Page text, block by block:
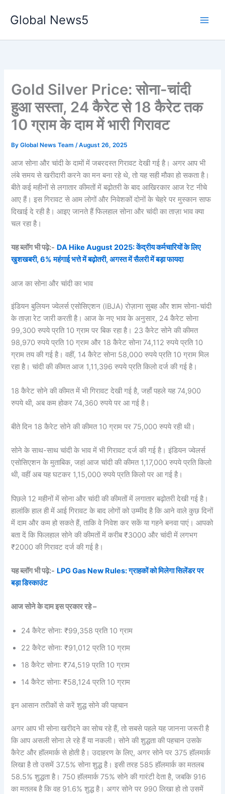
Global News5
Gold Silver Price: सोना-चांदी
हुआ सस्ता, 24 कैरेट से 18 कैरेट तक
10 ग्राम के दाम में भारी गिरावट
ByGlobal News Team/August 26, 2025
आज सोना और चांदी के दामों में जबरदस्त गिरावट देखी गई है। अगर आप भी
लंबे समय से खरीदारी करने का मन बना रहे थे, तो यह सही मौका हो सकता है।
बीते कई महीनों से लगातार कीमतों में बढ़ोतरी के बाद आखिरकार आज रेट नीचे
आए हैं। इस गिरावट से आम लोगों और निवेशकों दोनों के चेहरे पर मुस्कान साफ
दिखाई दे रही है। आइए जानते हैं फिलहाल सोना और चांदी का ताज़ा भाव क्या
चल रहा है।
यह ब्लॉग भी पढ़े:- DA Hike August 2025: केंद्रीय कर्मचारियों के लिए
खुशखबरी, 6% महंगाई भत्ते में बढ़ोतरी, अगस्त में सैलरी में बड़ा फायदा
आज का सोना और चांदी का भाव
इंडियन बुलियन ज्वेलर्स एसोसिएशन (IBJA) रोज़ाना सुबह और शाम सोना-चांदी
के ताज़ा रेट जारी करती है। आज के नए भाव के अनुसार, 24 कैरेट सोना
99,300 रुपये प्रति 10 ग्राम पर बिक रहा है। 23 कैरेट सोने की कीमत
98,970 रुपये प्रति 10 ग्राम और 18 कैरेट सोना 74,112 रुपये प्रति 10
ग्राम तय की गई है। वहीं, 14 कैरेट सोना 58,000 रुपये प्रति 10 ग्राम मिल
रहा है। चांदी की कीमत आज 1,11,396 रुपये प्रति किलो दर्ज की गई है।
18 कैरेट सोने की कीमत में भी गिरावट देखी गई है, जहाँ पहले यह 74,900
रुपये थी, अब कम होकर 74,360 रुपये पर आ गई है।
बीते दिन 18 कैरेट सोने की कीमत 10 ग्राम पर 75,000 रुपये रही थी।
सोने के साथ-साथ चांदी के भाव में भी गिरावट दर्ज की गई है। इंडियन ज्वेलर्स
एसोसिएशन के मुताबिक, जहां आज चांदी की कीमत 1,17,000 रुपये प्रति किलो
थी, वहीं अब यह घटकर 1,15,000 रुपये प्रति किलो पर आ गई है।
पिछले 12 महीनों में सोना और चांदी की कीमतों में लगातार बढ़ोतरी देखी गई है।
हालांकि हाल ही में आई गिरावट के बाद लोगों को उम्मीद है कि आने वाले कुछ दिनों
में दाम और कम हो सकते हैं, ताकि वे निवेश कर सकें या गहने बनवा पाएं। आपको
बता दें कि फिलहाल सोने की कीमतों में करीब ₹3000 और चांदी में लगभग
₹2000 की गिरावट दर्ज की गई है।
यह ब्लॉग भी पढ़े:- LPG Gas New Rules: ग्राहकों को मिलेगा सिलेंडर पर
बड़ा डिस्काउंट
आज सोने के दाम इस प्रकार रहे –
24 कैरेट सोना: ₹99,358 प्रति 10 ग्राम
22 कैरेट सोना: ₹91,012 प्रति 10 ग्राम
18 कैरेट सोना: ₹74,519 प्रति 10 ग्राम
14 कैरेट सोना: ₹58,124 प्रति 10 ग्राम
इन आसान तरीकों से करें शुद्ध सोने की पहचान
अगर आप भी सोना खरीदने का सोच रहे हैं, तो सबसे पहले यह जानना जरूरी है
कि आप असली सोना ले रहे हैं या नकली। सोने की शुद्धता की पहचान उसके
कैरेट और हॉलमार्क से होती है। उदाहरण के लिए, अगर सोने पर 375 हॉलमार्क
लिखा है तो उसमें 37.5% सोना शुद्ध है। इसी तरह 585 हॉलमार्क का मतलब
58.5% शुद्धता है। 750 हॉलमार्क 75% सोने की गारंटी देता है, जबकि 916
का मतलब है कि वह 91.6% शुद्ध है। अगर सोने पर 990 लिखा हो तो उसमें